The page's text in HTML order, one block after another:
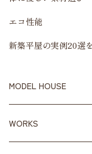
エコ性能
新築平屋の実例20選
MODEL HOUSE
WORKS